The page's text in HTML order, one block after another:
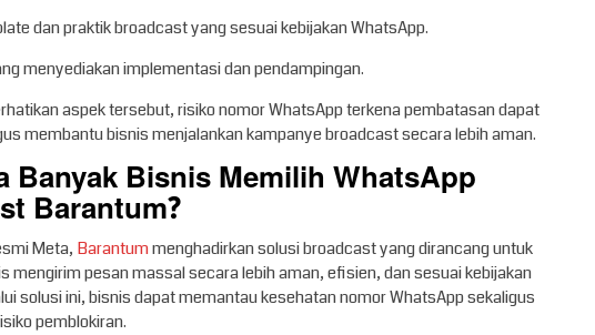
dan praktik broadcast yang sesuai kebijakan WhatsApp.
menyediakan implementasi dan pendampingan.
aspek tersebut, risiko nomor WhatsApp terkena pembatasan dapat
membantu bisnis menjalankan kampanye broadcast secara lebih aman.
Banyak Bisnis Memilih WhatsApp
Barantum?
Meta, Barantummenghadirkan solusi broadcast yang dirancang untuk
mengirim pesan massal secara lebih aman, efisien, dan sesuai kebijakan
solusi ini, bisnis dapat memantau kesehatan nomor WhatsApp sekaligus
pemblokiran.